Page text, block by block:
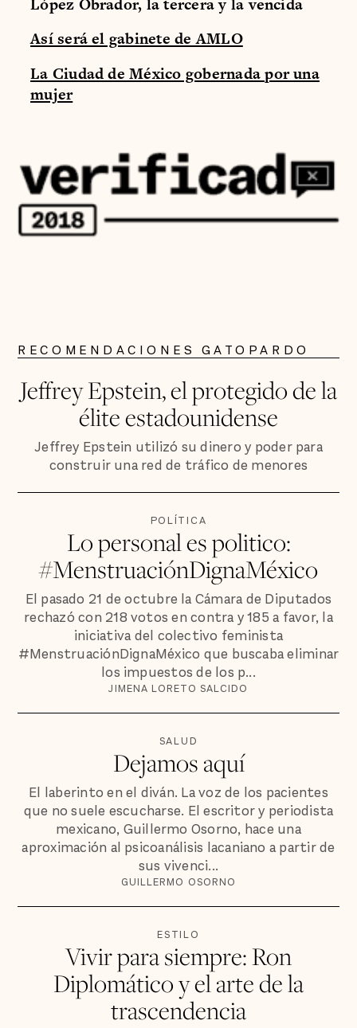
López Obrador, la tercera y la vencida
Así será el gabinete de AMLO
La Ciudad de México gobernada por una
mujer
RECOMENDACIONES GATOPARDO
Jeffrey Epstein, el protegido de la
élite estadounidense
Jeffrey Epstein utilizó su dinero y poder para
construir una red de tráfico de menores
POLÍTICA
Lo personal es politico:
#MenstruaciónDignaMéxico
El pasado 21 de octubre la Cámara de Diputados
rechazó con 218 votos en contra y 185 a favor, la
iniciativa del colectivo feminista
#MenstruaciónDignaMéxico que buscaba eliminar
los impuestos de los p...
JIMENA LORETO SALCIDO
SALUD
Dejamos aquí
El laberinto en el diván. La voz de los pacientes
que no suele escucharse. El escritor y periodista
mexicano, Guillermo Osorno, hace una
aproximación al psicoanálisis lacaniano a partir de
sus vivenci...
GUILLERMO OSORNO
ESTILO
Vivir para siempre: Ron
Diplomático y el arte de la
trascendencia